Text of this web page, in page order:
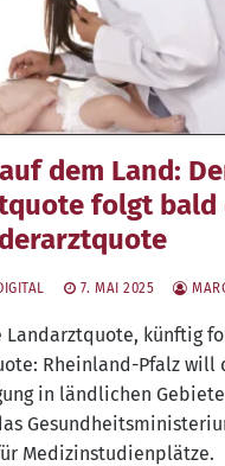
dem Land:
folgt bald
7. MAI 2025
Land­arzt­quo­te, künf­tig
Rhein­land-Pfalz
in länd­li­chen
Medizinstudienplätze.